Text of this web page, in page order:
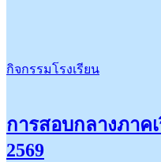
กิจกรรมโรงเรียน
การสอบกลางภาค
2569